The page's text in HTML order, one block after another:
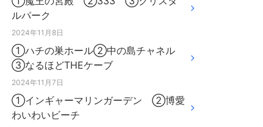
ルパーク
2024年11月8日
①ハチの巣ホール②中の島チャネル
③なるほどTHEケーブ
2024年11月7日
①インギャーマリンガーデン ②博愛
わいわいビーチ